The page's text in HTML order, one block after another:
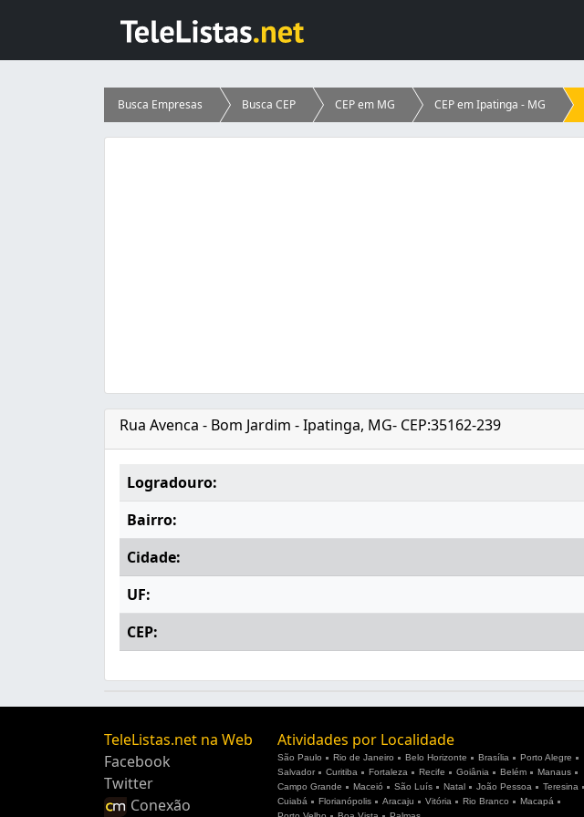
Busca Empresas Busca CEP CEP em MG CEP em Ipatinga - MG
Rua Avenca - Bom Jardim - Ipatinga, MG- CEP:35162-239
Logradouro:
Bairro:
Cidade:
UF:
CEP:
TeleListas.net na Web
Facebook
Twitter
Conexão
Atividades por Localidade
São Paulo Rio de Janeiro Belo Horizonte Brasília
Porto Alegre
Salvador
Curitiba Fortaleza Recife Goiânia Belém
Manaus
Campo Grande
Maceió São Luís Natal João Pessoa
Teresina
Cuiabá
Florianópolis Aracaju Vitória Rio Branco
Macapá